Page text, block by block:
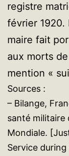
registre
février 1920.
maire fait
aux morts
mention «
Sources :
– Bilange,
santé militaire
Mondiale.
Service